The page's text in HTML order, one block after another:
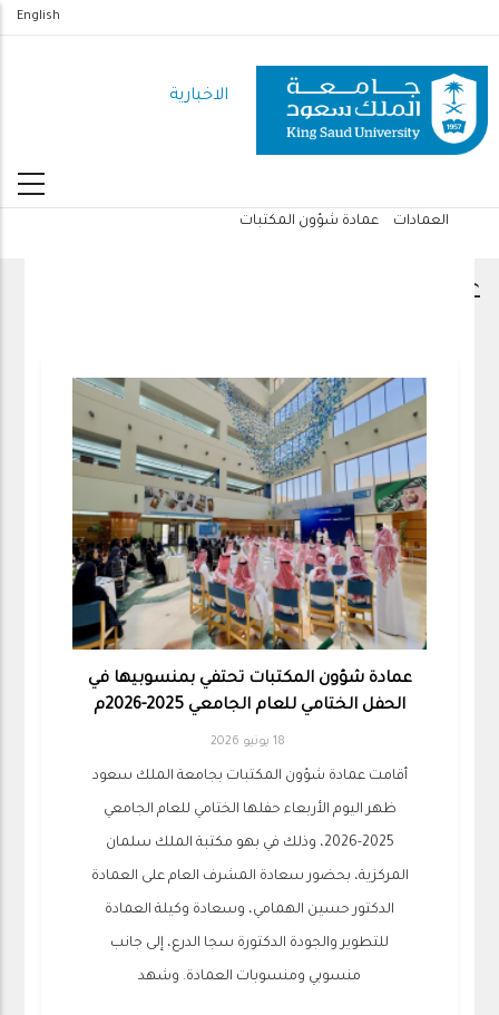
المحتوى
الرئيسي
English
الاخبارية
العمادات عمادة شؤون المكتبات
عمادة شؤون المكتبات
عمادة شؤون المكتبات تحتفي بمنسوبيها في
الحفل الختامي للعام الجامعي 2025-2026م
18 يونيو 2026
أقامت عمادة شؤون المكتبات بجامعة الملك سعود
ظهر اليوم الأربعاء حفلها الختامي للعام الجامعي
2025-2026، وذلك في بهو مكتبة الملك سلمان
المركزية، بحضور سعادة المشرف العام على العمادة
الدكتور حسين الهمامي، وسعادة وكيلة العمادة
للتطوير والجودة الدكتورة سجا الدرع، إلى جانب
منسوبي ومنسوبات العمادة. وشهد